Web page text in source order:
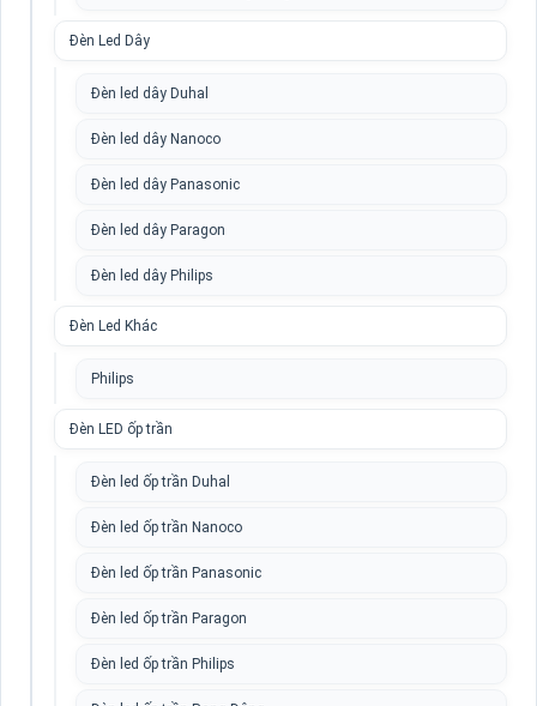
Đèn Led Dây
Đèn led dây Duhal
Đèn led dây Nanoco
Đèn led dây Panasonic
Đèn led dây Paragon
Đèn led dây Philips
Đèn Led Khác
Philips
Đèn LED ốp trần
Đèn led ốp trần Duhal
Đèn led ốp trần Nanoco
Đèn led ốp trần Panasonic
Đèn led ốp trần Paragon
Đèn led ốp trần Philips